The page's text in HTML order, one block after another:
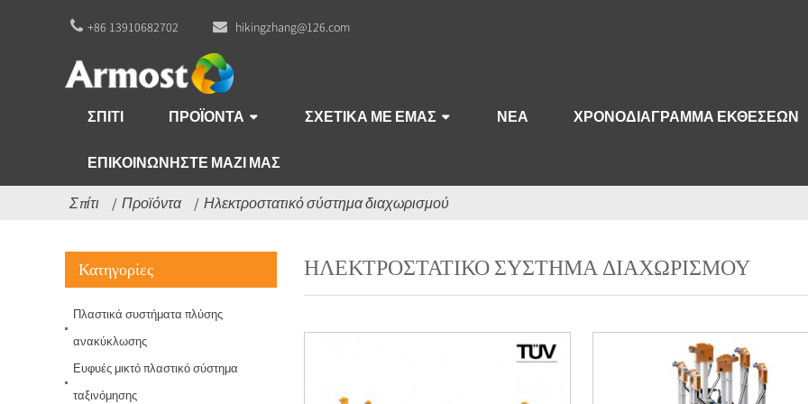
+86 13910682702 hikingzhang@126.com
ΣΠΊΤΙ ΠΡΟΪΌΝΤΑ ΣΧΕΤΙΚΆ ΜΕ ΕΜΆΣ ΝΈΑ ΧΡΟΝΟΔΙΆΓΡΑΜΜΑ ΕΚΘΈΣΕΩΝ
ΕΠΙΚΟΙΝΩΝΉΣΤΕ ΜΑΖΊ ΜΑΣ
Σπίτι Προϊόντα Ηλεκτροστατικό σύστημα διαχωρισμού
Κατηγορίες
Πλαστικά συστήματα πλύσης
ανακύκλωσης
Ευφυές μικτό πλαστικό σύστημα
ταξινόμησης
καουτσούκ
Μίνι Σύστημα μικτών
ΗΛΕΚΤΡΟΣΤΑΤΙΚΌ ΣΎΣΤΗΜΑ ΔΙΑΧΩΡΙΣΜΟΎ